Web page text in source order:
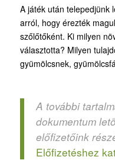
A játék után telepedjünk
arról, hogy érezték
szőlőtőként. Ki milyen
választotta? Milyen
gyümölcsnek,
A további
dokumentum
előfizetőink
Előfizetéshez